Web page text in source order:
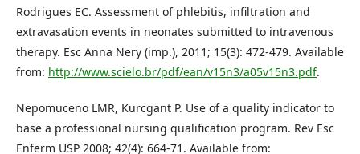
Rodrigues EC. Assessment of phlebitis, infiltration and
extravasation events in neonates submitted to intravenous
therapy. Esc Anna Nery (imp.), 2011; 15(3): 472-479. Available
from: http://www.scielo.br/pdf/ean/v15n3/a05v15n3.pdf.
Nepomuceno LMR, Kurcgant P. Use of a quality indicator to
base a professional nursing qualification program. Rev Esc
Enferm USP 2008; 42(4): 664-71. Available from: